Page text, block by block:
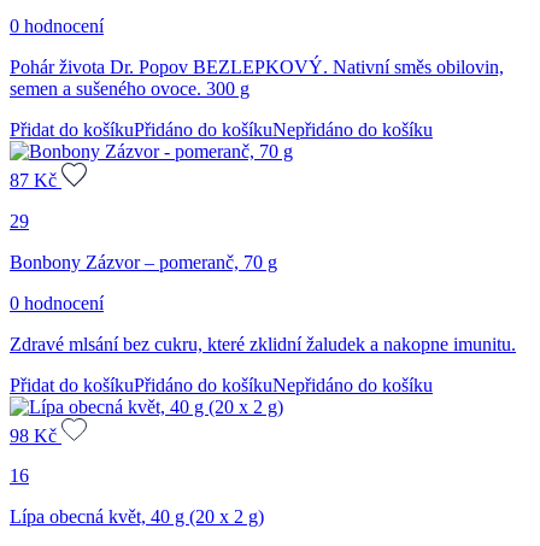
0 hodnocení
Pohár života Dr. Popov BEZLEPKOVÝ. Nativní směs obilovin,
semen a sušeného ovoce. 300 g
Přidat do košíkuPřidáno do košíkuNepřidáno do košíku
87 Kč
29
Bonbony Zázvor – pomeranč, 70 g
0 hodnocení
Zdravé mlsání bez cukru, které zklidní žaludek a nakopne imunitu.
Přidat do košíkuPřidáno do košíkuNepřidáno do košíku
98 Kč
16
Lípa obecná květ, 40 g (20 x 2 g)